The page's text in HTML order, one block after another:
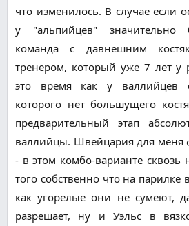
что изменилось. В случае если
у "альпийцев" значительно
команда с давнешним
тренером, который уже 7 лет у
это время как у валлийцев
которого нет большущего
предварительный этап
валлийцы. Швейцария для меня
- в этом комбо-варианте сквозь
того собственно что на парилке
как угорелые они не сумеют,
разрешает, ну и Уэльс в